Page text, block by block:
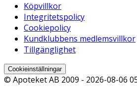
Köpvillkor
Integritetspolicy
Cookiepolicy
Kundklubbens medlemsvillkor
Tillgänglighet
Cookieinställningar
© Apoteket AB 2009 - 2026-08-06